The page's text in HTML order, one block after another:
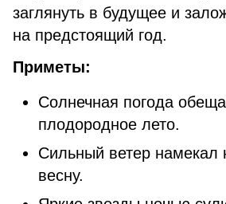
заглянуть в будущее и
на предстоящий год.
Приметы:
Солнечная погода
плодородное лето.
Сильный ветер намекал
весну.